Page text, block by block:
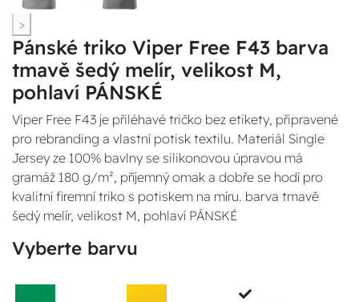
>
Pánské triko Viper Free F43 barva
tmavě šedý melír, velikost M,
pohlaví PÁNSKÉ
Viper Free F43 je přiléhavé tričko bez etikety, připravené
pro rebranding a vlastní potisk textilu. Materiál Single
Jersey ze 100% bavlny se silikonovou úpravou má
gramáž 180 g/m², příjemný omak a dobře se hodí pro
kvalitní firemní triko s potiskem na míru. barva tmavě
šedý melír, velikost M, pohlaví PÁNSKÉ
Vyberte barvu